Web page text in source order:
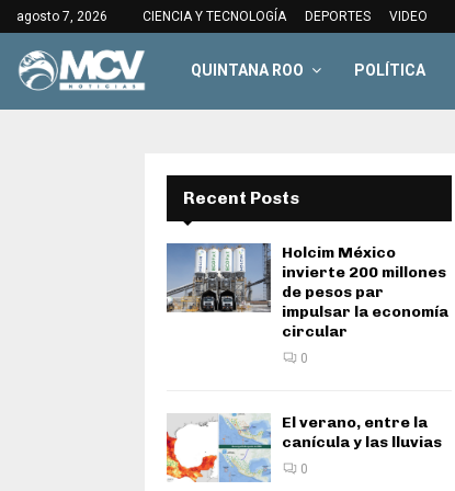
agosto 7, 2026 CIENCIA Y TECNOLOGÍA DEPORTES VIDEO
QUINTANA ROO POLÍTICA
Recent Posts
Holcim México
invierte 200 millones
de pesos par
impulsar la economía
circular
0
El verano, entre la
canícula y las lluvias
0